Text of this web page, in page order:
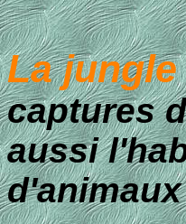
La jungle
captures
aussi